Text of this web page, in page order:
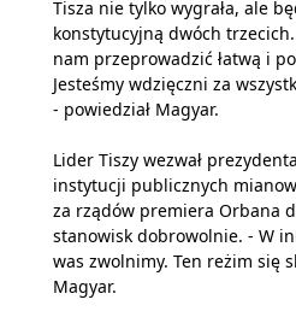
Tisza nie tylko wygrała, ale
konstytucyjną dwóch
nam przeprowadzić łatwą i
Jesteśmy wdzięczni za
- powiedział Magyar.
Lider Tiszy wezwał
instytucji publicznych
za rządów premiera Orbana
stanowisk dobrowolnie. - W
was zwolnimy. Ten reżim się
Magyar.